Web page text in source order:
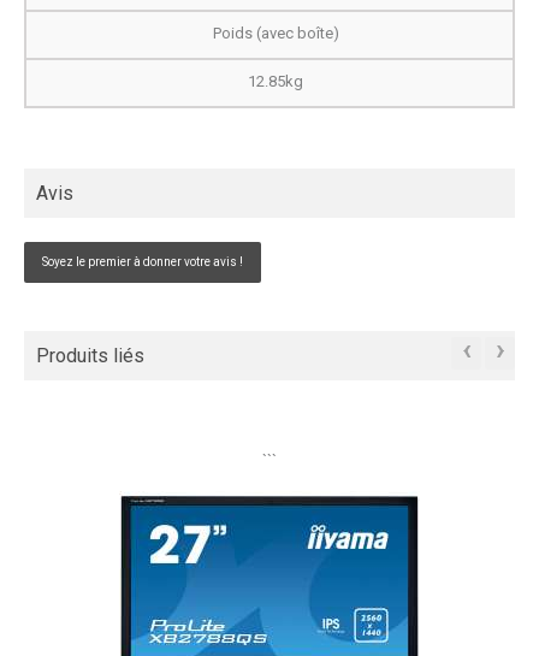
Poids (avec boîte)
12.85kg
Avis
Soyez le premier à donner votre avis !
Produits liés ‹ ›
```